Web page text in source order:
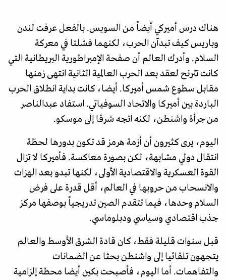
هناك درس أميركي أيضاً من السويس. بالفعل عرفت لندن
وباريس كيف تبدآن الحرب، لكنهما فشلتا في معركة
السلام. وأدرك العالم أن صفحة الإمبراطورية البريطانية التي
كانت تترنح لعقد بعد الحرب العالمية الثانية انتهى زمنها
مقابل سطوع شمس أميركا. أيضا، كانت بداية انطلاق الحرب
الباردة بين أميركا والاتحاد السوفياتي. استفاد عبدالناصر
من جرأة واشنطن، لكنه اتجه شرقا إلى موسكو.
اليوم، يرى كثيرون أن أزمة هرمز قد تكون بدورها لحظة
انتقال دولي مشابهة، لكن بصورة معاكسة. فأميركا لا تزال
القوة العسكرية والاقتصادية الأولى، لكنها تبدو بعد الهزات
والانسحاب من حروبها في العالم، أقل قدرة على فرض
السلام وحدها، فيما تتقدم الصين تدريجياً بوصفها مركز
جذب اقتصادي وسياسي ودبلوماسي.
قبل سنوات قليلة فقط، كان قادة الشرق الأوسط والعالم
يتجهون تلقائيا إلى واشنطن بحثا عن الضمانات
والتفاهمات. أما اليوم، فأصبحت بكين أيضا محطة إلزامية